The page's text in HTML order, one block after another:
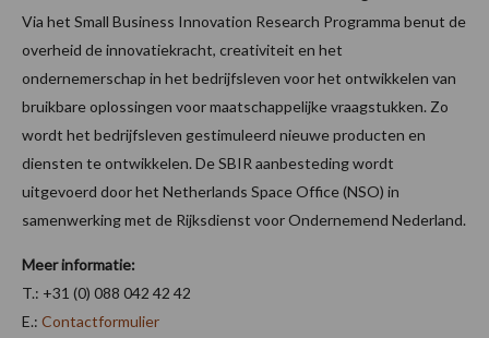
Via het Small Business Innovation Research Programma benut de
overheid de innovatiekracht, creativiteit en het
ondernemerschap in het bedrijfsleven voor het ontwikkelen van
bruikbare oplossingen voor maatschappelijke vraagstukken. Zo
wordt het bedrijfsleven gestimuleerd nieuwe producten en
diensten te ontwikkelen. De SBIR aanbesteding wordt
uitgevoerd door het Netherlands Space Office (NSO) in
samenwerking met de Rijksdienst voor Ondernemend Nederland.
Meer informatie:
T.: +31 (0) 088 042 42 42
E.: Contactformulier